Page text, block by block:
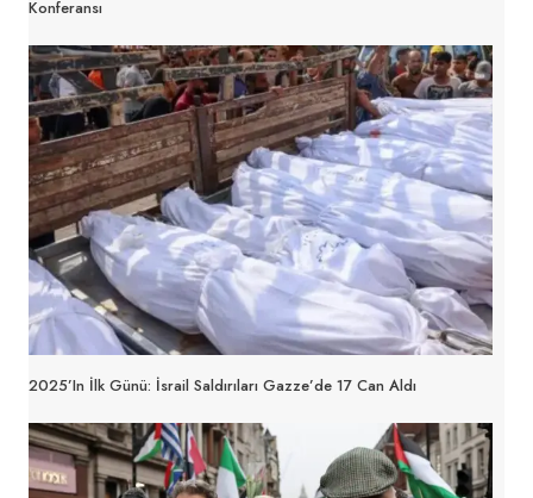
Konferansı
2025’in İlk Günü: İsrail Saldırıları Gazze’de 17 Can Aldı